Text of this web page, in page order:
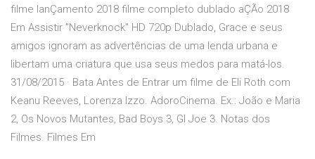
filme lanÇamento 2018 filme completo dublado aÇÃo 2018
Em Assistir "Neverknock" HD 720p Dublado, Grace e seus
amigos ignoram as advertências de uma lenda urbana e
libertam uma criatura que usa seus medos para matá-los.
31/08/2015 · Bata Antes de Entrar um filme de Eli Roth com
Keanu Reeves, Lorenza Izzo. AdoroCinema. Ex.: João e Maria
2, Os Novos Mutantes, Bad Boys 3, GI Joe 3. Notas dos
Filmes. Filmes Em